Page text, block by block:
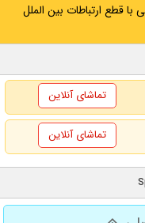
قطع ارتباطات بین الملل
تماشای آنلاین
تماشای آنلاین